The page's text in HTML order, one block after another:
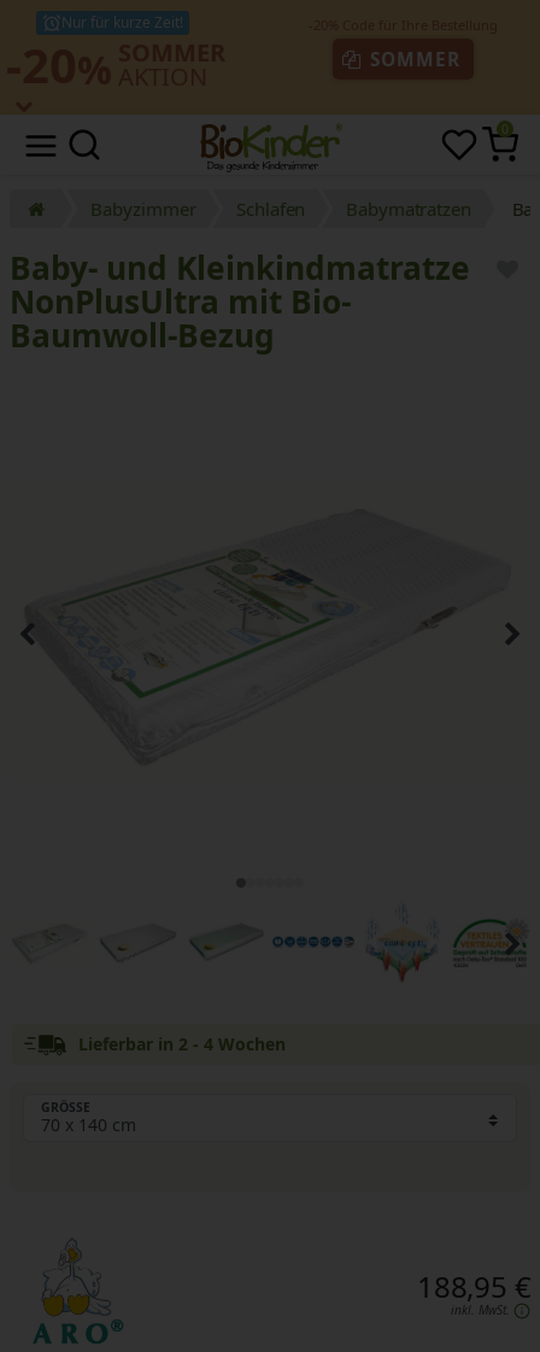
Nur für kurze Zeit!
SOMMER
0
Babyzimmer Schlafen Babymatratzen
Baby- und Kleinkindmatratze
NonPlusUltra mit Bio-
Baumwoll-Bezug
Lieferbar in 2 - 4 Wochen
GRÖSSE
188,95 €
inkl. MwSt.